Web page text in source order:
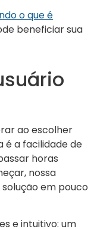
o que é
beneficiar sua
ao escolher
é a facilidade de
horas
nossa
em pouco
e intuitivo: um